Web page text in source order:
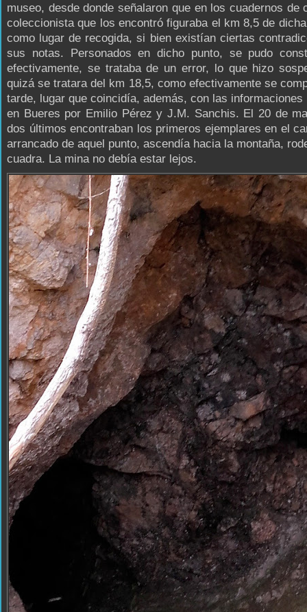
museo, desde donde señalaron que en los cuadernos de
coleccionista que los encontró figuraba el km 8,5 de
como lugar de recogida, si bien existían ciertas
sus notas. Personados en dicho punto, se pudo
efectivamente, se trataba de un error, lo que hizo
quizá se tratara del km 18,5, como efectivamente se
tarde, lugar que coincidía, además, con las informaciones
en Bueres por Emilio Pérez y J.M. Sanchis. El 20 de
dos últimos encontraban los primeros ejemplares en el
arrancado de aquel punto, ascendía hacia la montaña,
cuadra. La mina no debía estar lejos.